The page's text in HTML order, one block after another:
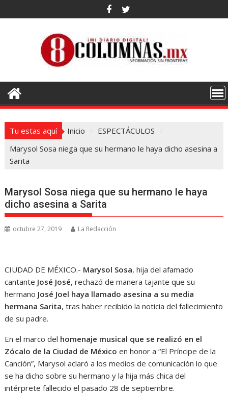
al
Tu estas aquí Inicio
ESPECTÁCULOS
Marysol Sosa niega que su hermano le haya dicho asesina a
Sarita
Marysol Sosa niega que su hermano le haya
dicho asesina a Sarita
octubre 27, 2019 La Redacción
CIUDAD DE MÉXICO.- Marysol Sosa, hija del afamado
cantante José José, rechazó de manera tajante que su
hermano José Joel haya llamado asesina a su media
hermana Sarita, tras haber recibido la noticia del fallecimiento
de su padre.
En el marco del homenaje musical que se realizó en el
Zócalo de la Ciudad de México en honor a “El Príncipe de la
Canción”, Marysol aclaró a los medios de comunicación lo que
se ha dicho sobre su hermano y la hija más chica del
intérprete fallecido el pasado 28 de septiembre.